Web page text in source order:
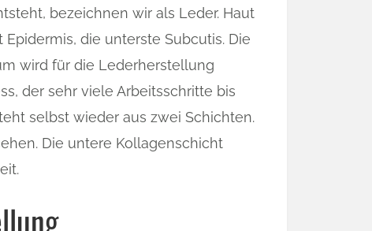
bezeichnen wir als Leder. Haut
die unterste Subcutis. Die
wird für die Lederherstellung
der sehr viele Arbeitsschritte bis
selbst wieder aus zwei Schichten.
Die untere Kollagenschicht